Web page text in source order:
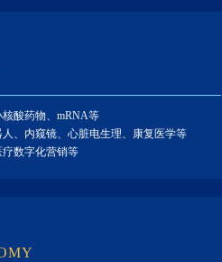
酸药物、mRNA等
、内窥镜、心脏电生理、康复医学等
数字化营销等